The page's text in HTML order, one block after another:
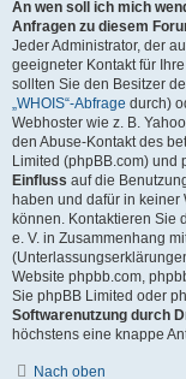
An wen soll ich mich
Anfragen zu diesem
Jeder Administrator, der
geeigneter Kontakt für
sollten Sie den Besitzer
„WHOIS“-Abfrage durch)
Webhoster wie z. B.
den Abuse-Kontakt des
Limited (phpBB.com) und
Einfluss auf die
haben und dafür in
können. Kontaktieren Sie
e. V. in Zusammenhang
Website phpbb.com,
Sie phpBB Limited oder
Softwarenutzung durch
höchstens eine knappe
Nach oben